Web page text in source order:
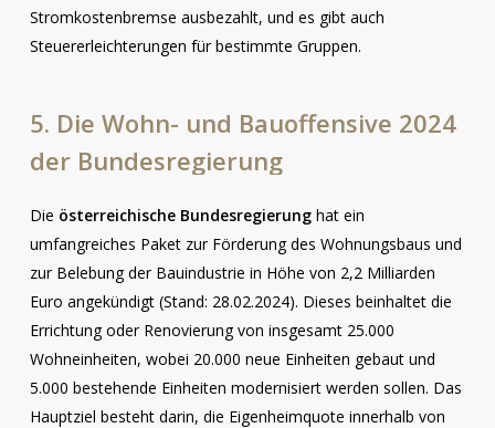
Stromkostenbremse ausbezahlt, und es gibt auch
Steuererleichterungen für bestimmte Gruppen.
5. Die Wohn- und Bauoffensive 2024
der Bundesregierung
Die österreichische Bundesregierunghat ein
umfangreiches Paket zur Förderung des Wohnungsbaus und
zur Belebung der Bauindustrie in Höhe von 2,2 Milliarden
Euro angekündigt (Stand: 28.02.2024). Dieses beinhaltet die
Errichtung oder Renovierung von insgesamt 25.000
Wohneinheiten, wobei 20.000 neue Einheiten gebaut und
5.000 bestehende Einheiten modernisiert werden sollen. Das
Hauptziel besteht darin, die Eigenheimquote innerhalb von